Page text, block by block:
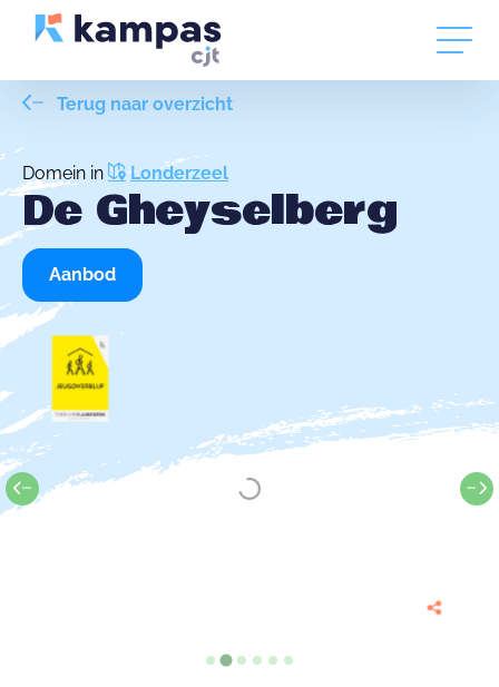
Terug naar overzicht
Domein in Londerzeel
De Gheyselberg
Aanbod